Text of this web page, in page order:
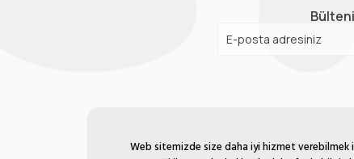
Web sitemizde size daha iyi hizmet verebilmek